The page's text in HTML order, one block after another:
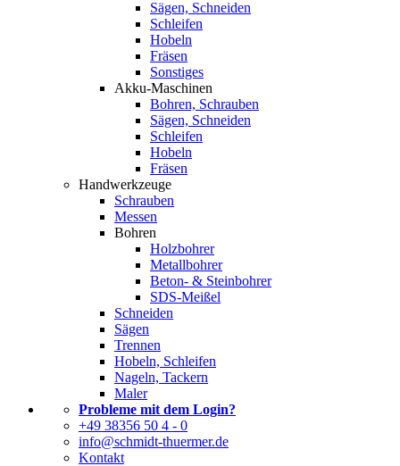
Sägen, Schneiden
Schleifen
Hobeln
Fräsen
Sonstiges
Akku-Maschinen
Bohren, Schrauben
Sägen, Schneiden
Schleifen
Hobeln
Fräsen
Handwerkzeuge
Schrauben
Messen
Bohren
Holzbohrer
Metallbohrer
Beton- & Steinbohrer
SDS-Meißel
Schneiden
Sägen
Trennen
Hobeln, Schleifen
Nageln, Tackern
Maler
Probleme mit dem Login?
+49 38356 50 4 - 0
info@schmidt-thuermer.de
Kontakt